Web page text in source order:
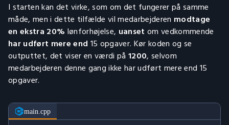
25
        current_salary
current_salary
current_salary std
I starten kan det virke, som om det fungerer på samme
måde, men i dette tilfælde vil medarbejderen modtage
en ekstra 20% lønforhøjelse, uanset om vedkommende
har udført mere end 15 opgaver. Kør koden og se
outputtet, det viser en værdi på 1200, selvom
medarbejderen denne gang ikke har udført mere end 15
opgaver.
main.cpp